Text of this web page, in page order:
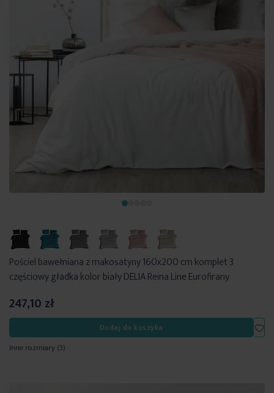
Pościel bawełniana z makosatyny 160x200 cm komplet 3
częściowy gładka kolor biały DELIA Reina Line Eurofirany
247,10 zł
Dodaj do koszyka
Inne rozmiary(3)